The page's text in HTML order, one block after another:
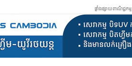
ផ្ទាំងផ្សាយពាណិជ្ជកម្ម